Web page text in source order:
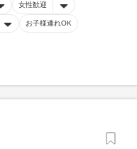
女性歓迎
お子様連れOK